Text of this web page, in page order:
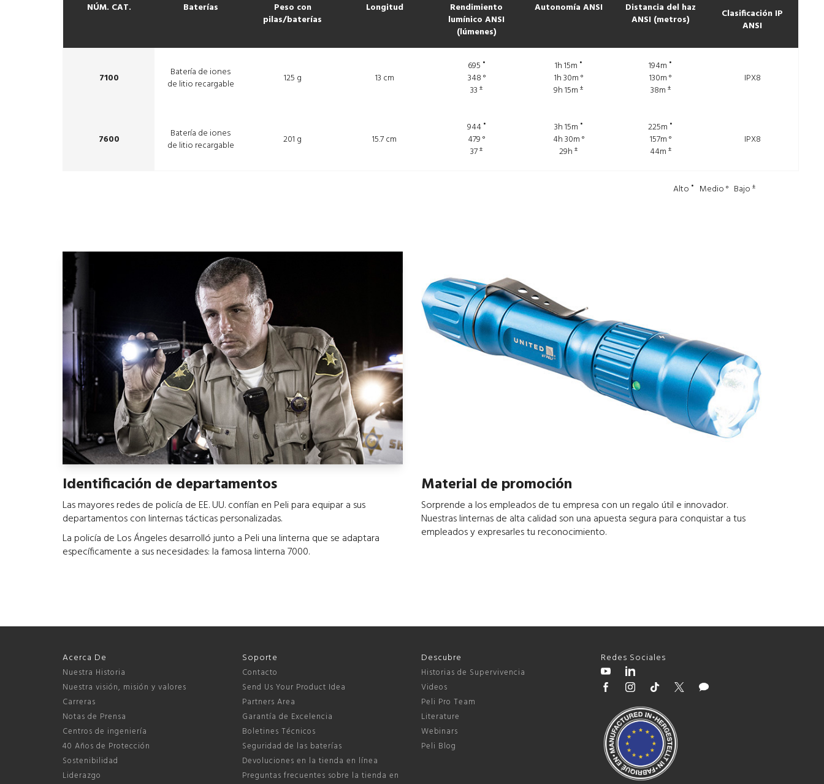
NÚM. CAT. Baterías
Peso con
pilas/baterías
Longitud
Rendimiento
lumínico ANSI
(lúmenes)
Autonomía ANSI
Distancia del haz
ANSI (metros)
Clasificación IP
ANSI
7100
Batería de iones
de litio recargable
125 g 13 cm
695 •
348 °
33 ±
1h 15m •
1h 30m °
9h 15m ±
194m •
130m °
38m ±
IPX8
7600
Batería de iones
de litio recargable
201 g 15.7 cm
944 •
479 °
37±
3h 15m •
4h 30m °
29h ±
225m •
157m °
44m ±
IPX8
Alto • Medio ° Bajo ±
Identificación de departamentos
Las mayores redes de policía de EE. UU. confían en Peli para equipar a sus
departamentos con linternas tácticas personalizadas.
La policía de Los Ángeles desarrolló junto a Peli una linterna que se adaptara
específicamente a sus necesidades: la famosa linterna 7000.
Material de promoción
Sorprende a los empleados de tu empresa con un regalo útil e innovador.
Nuestras linternas de alta calidad son una apuesta segura para conquistar a tus
empleados y expresarles tu reconocimiento.
Acerca De
Nuestra Historia
Nuestra visión, misión y valores
Carreras
Notas de Prensa
Centros de ingeniería
40 Años de Protección
Sostenibilidad
Liderazgo
Soporte
Contacto
Send Us Your Product Idea
Partners Area
Garantía de Excelencia
Boletines Técnicos
Seguridad de las baterías
Devoluciones en la tienda en línea
Preguntas frecuentes sobre la tienda en
Descubre
Historias de Supervivencia
Videos
Peli Pro Team
Literature
Webinars
Peli Blog
Redes Sociales